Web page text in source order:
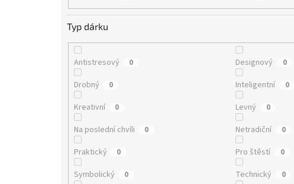
Typ dárku
Antistresový 0 Designový 0
Drobný 0 Inteligentní 0
Kreativní 0 Levný 0
Na poslední chvíli 0 Netradiční 0
Praktický 0 Pro štěstí 0
Symbolický 0 Technický 0